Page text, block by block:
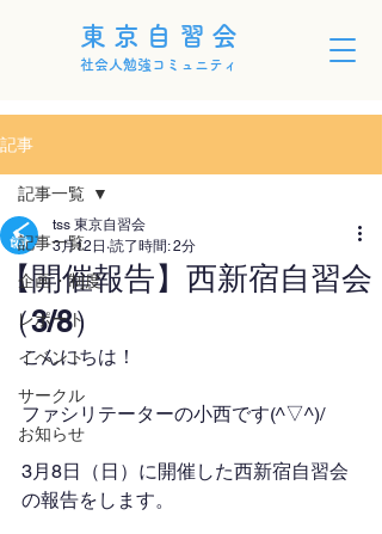
東京自習会
社会人勉強コミュニティ
記事
記事一覧
企画・制度
レポート
イベント
サークル
お知らせ
記事一覧
【開催報告】西新宿自習会
（3/8）
tss 東京自習会
3月12日 読了時間: 2分
こんにちは！
ファシリテーターの小西です(^▽^)/
3月8日（日）に開催した西新宿自習会
の報告をします。